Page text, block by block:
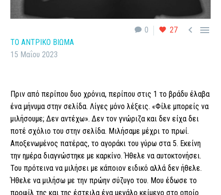
0 27  
ΤΟ ΑΝΤΡΙΚΟ ΒΙΩΜΑ
15 Μαΐου 2023
Πριν από περίπου δυο χρόνια, περίπου στις 1 το βράδυ έλαβα
ένα μήνυμα στην σελίδα. Λίγες μόνο λέξεις. «Φίλε μπορείς να
μιλήσουμε; Δεν αντέχω». Δεν τον γνώριζα και δεν είχα δει
ποτέ σχόλιο του στην σελίδα. Μιλήσαμε μέχρι το πρωί.
Αποξενωμένος πατέρας, το αγοράκι του γύρω στα 5. Εκείνη
την ημέρα διαγνώστηκε με καρκίνο. Ήθελε να αυτοκτονήσει.
Του πρότεινα να μιλήσει με κάποιον ειδικό αλλά δεν ήθελε.
Ήθελε να μιλήσω με την πρώην σύζυγο του. Μου έδωσε το
προφίλ της και της έστειλα ένα μεγάλο κείμενο στο οποίο